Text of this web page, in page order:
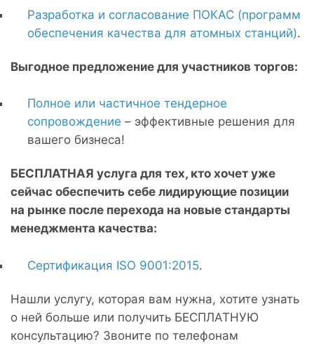
Разработка и согласование ПОКАС (программ
обеспечения качества для атомных станций).
Выгодное предложение для участников торгов:
Полное или частичное тендерное
сопровождение – эффективные решения для
вашего бизнеса!
БЕСПЛАТНАЯ услуга для тех, кто хочет уже
сейчас обеспечить себе лидирующие позиции
на рынке после перехода на новые стандарты
менеджмента качества:
Сертификация ISO 9001:2015.
Нашли услугу, которая вам нужна, хотите узнать
о ней больше или получить БЕСПЛАТНУЮ
консультацию? Звоните по телефонам